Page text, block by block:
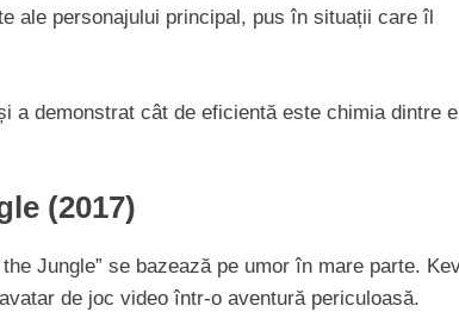
ale personajului principal, pus în situații care îl
a demonstrat cât de eficientă este chimia dintre
(2017)
Jungle” se bazează pe umor în mare parte.
de joc video într-o aventură periculoasă.